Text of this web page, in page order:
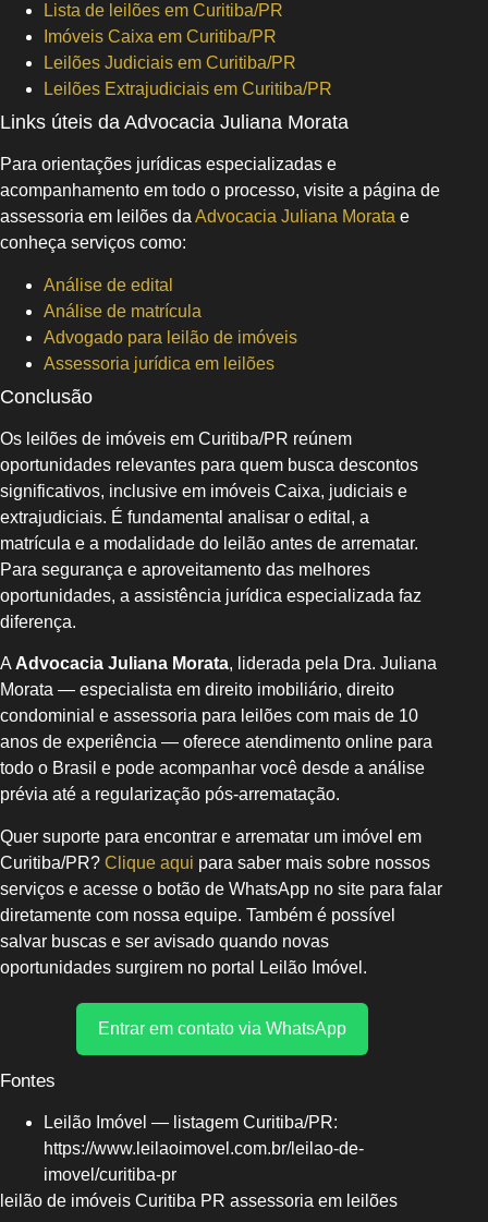
Lista de leilões em Curitiba/PR
Imóveis Caixa em Curitiba/PR
Leilões Judiciais em Curitiba/PR
Leilões Extrajudiciais em Curitiba/PR
Links úteis da Advocacia Juliana Morata
Para orientações jurídicas especializadas e
acompanhamento em todo o processo, visite a página de
assessoria em leilões da Advocacia Juliana Morata e
conheça serviços como:
Análise de edital
Análise de matrícula
Advogado para leilão de imóveis
Assessoria jurídica em leilões
Conclusão
Os leilões de imóveis em Curitiba/PR reúnem
oportunidades relevantes para quem busca descontos
significativos, inclusive em imóveis Caixa, judiciais e
extrajudiciais. É fundamental analisar o edital, a
matrícula e a modalidade do leilão antes de arrematar.
Para segurança e aproveitamento das melhores
oportunidades, a assistência jurídica especializada faz
diferença.
A Advocacia Juliana Morata, liderada pela Dra. Juliana
Morata — especialista em direito imobiliário, direito
condominial e assessoria para leilões com mais de 10
anos de experiência — oferece atendimento online para
todo o Brasil e pode acompanhar você desde a análise
prévia até a regularização pós‑arrematação.
Quer suporte para encontrar e arrematar um imóvel em
Curitiba/PR? Clique aqui para saber mais sobre nossos
serviços e acesse o botão de WhatsApp no site para falar
diretamente com nossa equipe. Também é possível
salvar buscas e ser avisado quando novas
oportunidades surgirem no portal Leilão Imóvel.
Entrar em contato via WhatsApp
Fontes
Leilão Imóvel — listagem Curitiba/PR:
https://www.leilaoimovel.com.br/leilao-de-
imovel/curitiba-pr
leilão de imóveis Curitiba PR assessoria em leilões